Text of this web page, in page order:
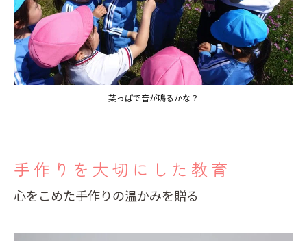
葉っぱで音が鳴るかな？
手作りを大切にした教育
心をこめた手作りの温かみを贈る